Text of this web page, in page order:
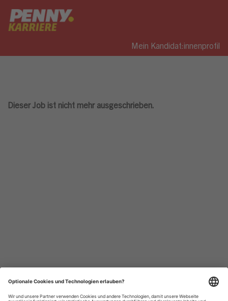
Mein Kandidat:innenprofil
Dieser Job ist nicht mehr ausgeschrieben.
Datenschutzhinweise